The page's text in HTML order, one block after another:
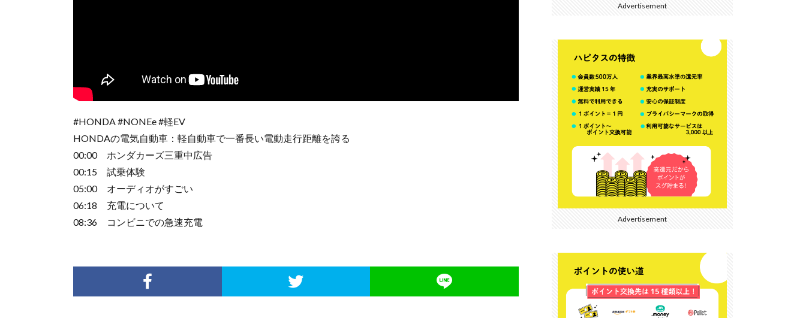
#HONDA #NONEe #軽EV
HONDAの電気自動車：軽自動車で一番長い電動走行距離を誇る
00:00 ホンダカーズ三重中広告
00:15 試乗体験
05:00 オーディオがすごい
06:18 充電について
08:36 コンビニでの急速充電
Advertisement
Advertisement